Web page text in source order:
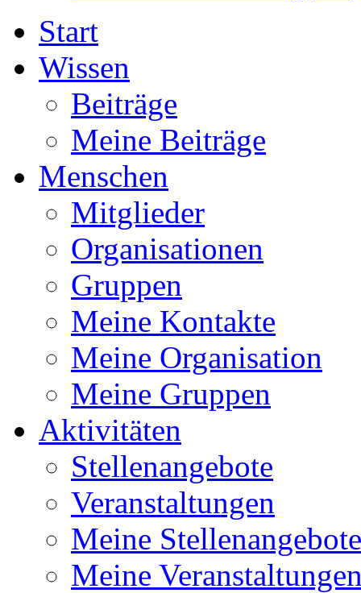
Start
Wissen
Beiträge
Meine Beiträge
Menschen
Mitglieder
Organisationen
Gruppen
Meine Kontakte
Meine Organisation
Meine Gruppen
Aktivitäten
Stellenangebote
Veranstaltungen
Meine Stellenangebote
Meine